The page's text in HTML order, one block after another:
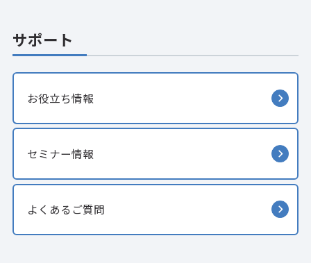
サポート
お役立ち情報
セミナー情報
よくあるご質問